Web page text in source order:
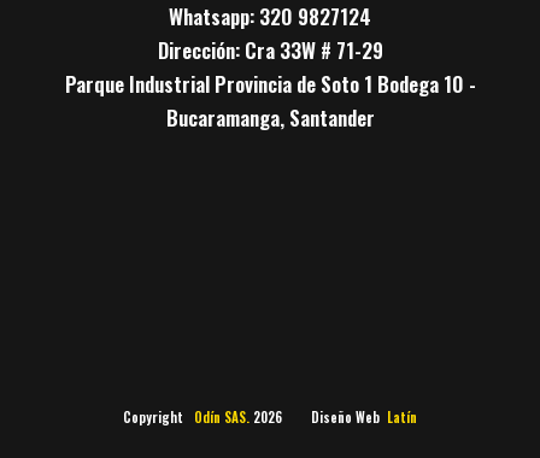
Whatsapp: 320 9827124
Dirección: Cra 33W # 71-29
Parque Industrial Provincia de Soto 1 Bodega 10 -
Bucaramanga, Santander
Copyright Odín SAS. 2026 Diseño Web Latín